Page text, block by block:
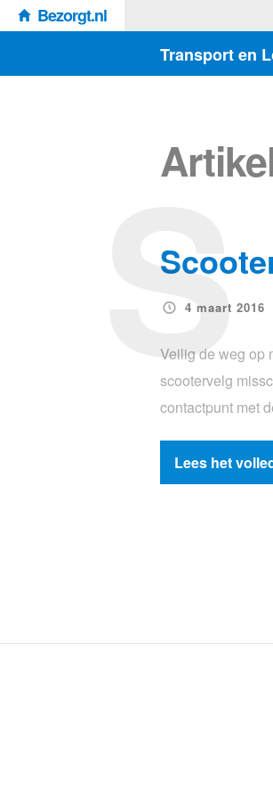
Bezorgt.nl
Transport en
4 maart 2016
S
Veilig de weg op
scootervelg
contactpunt met
Lees het